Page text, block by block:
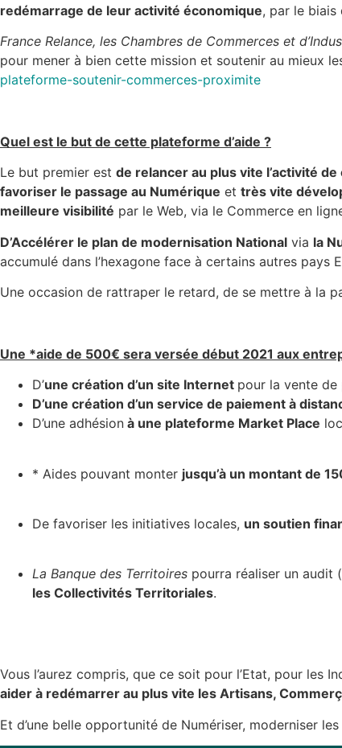
redémarrage de leur activité économique, par le biais
France Relance, les Chambres de Commerces et
pour mener à bien cette mission et soutenir au mieux
plateforme-soutenir-commerces-proximite
Quel est le but de cette plateforme d’aide ?
Le but premier est de relancer au plus vite l’activité
favoriser le passage au Numérique et très vite
meilleure visibilité par le Web, via le Commerce en
D’Accélérer le plan de modernisation National via la
accumulé dans l’hexagone face à certains autres pays
Une occasion de rattraper le retard, de se mettre à la
Une *aide de 500€ sera versée début 2021 aux
D’une création d’un site Internet pour la vente
D’une création d’un service de paiement à
D’une adhésion à une plateforme Market Place
* Aides pouvant monter jusqu’à un montant de
De favoriser les initiatives locales, un soutien
La Banque des Territoires pourra réaliser un audit
les Collectivités Territoriales.
Vous l’aurez compris, que ce soit pour l’Etat, pour les
aider à redémarrer au plus vite les Artisans,
Et d’une belle opportunité de Numériser, moderniser